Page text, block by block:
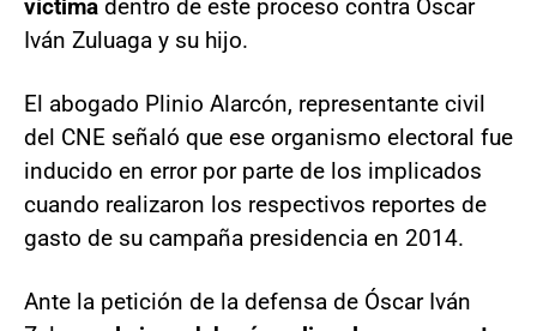
víctima dentro de este proceso contra Óscar
Iván Zuluaga y su hijo.
El abogado Plinio Alarcón, representante civil
del CNE señaló que ese organismo electoral fue
inducido en error por parte de los implicados
cuando realizaron los respectivos reportes de
gasto de su campaña presidencia en 2014.
Ante la petición de la defensa de Óscar Iván